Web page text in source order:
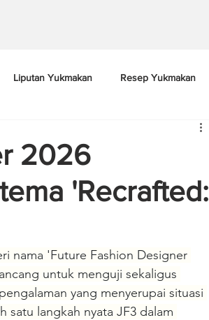
Liputan Yukmakan Resep Yukmakan
2026
'Recrafted:
nama 'Future Fashion Designer
untuk menguji sekaligus
yang menyerupai situasi
satu langkah nyata JF3 dalam